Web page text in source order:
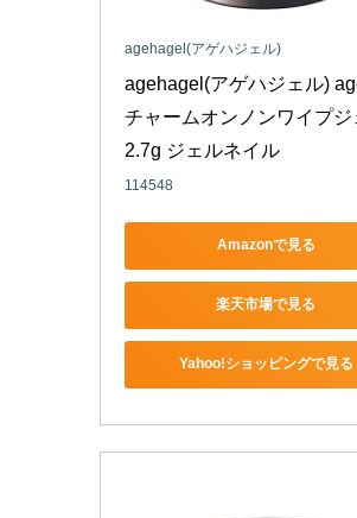
agehagel(アゲハジェル)
agehagel(アゲハジェル)
チャームオンノンワイプジ
2.7g ジェルネイル
114548
Amazonで見る
楽天市場で見る
Yahoo!ショッピングで見る